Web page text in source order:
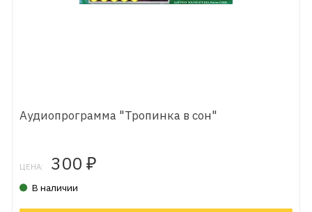
Аудиопрограмма "Тропинка в сон"
ЦЕНА: 300 ₽
В наличии